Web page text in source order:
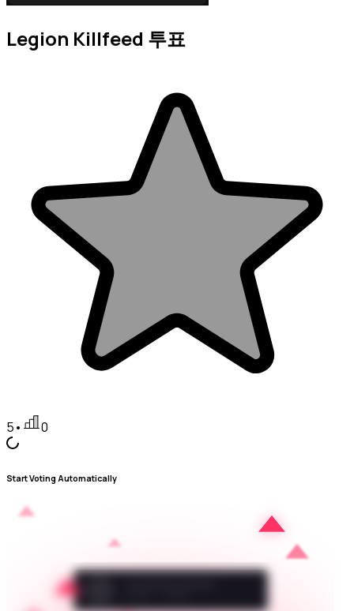
Legion Killfeed 투표
5• 0
Start Voting Automatically